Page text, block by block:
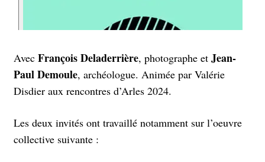
Avec François Deladerrière, photographe et Jean-
Paul Demoule, archéologue. Animée par Valérie
Disdier aux rencontres d’Arles 2024.
Les deux invités ont travaillé notamment sur l’oeuvre
collective suivante :